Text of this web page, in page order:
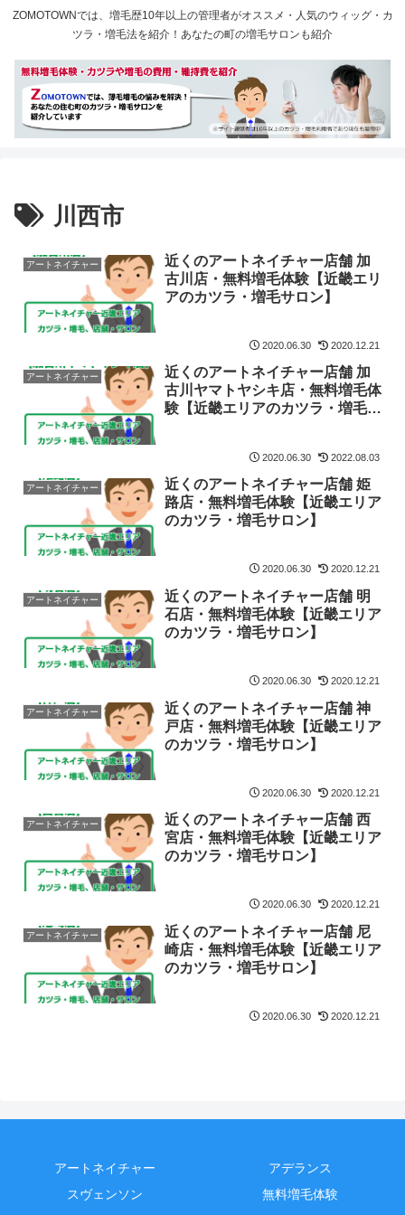
ZOMOTOWNでは、増毛歴10年以上の管理者がオススメ・人気のウィッグ・カ
ツラ・増毛法を紹介！あなたの町の増毛サロンも紹介
川西市
アートネイチャー
近くのアートネイチャー店舗 加
古川店・無料増毛体験【近畿エリ
アのカツラ・増毛サロン】
2020.06.30 2020.12.21
アートネイチャー
近くのアートネイチャー店舗 加
古川ヤマトヤシキ店・無料増毛体
験【近畿エリアのカツラ・増毛サ
2020.06.30 2022.08.03
アートネイチャー
近くのアートネイチャー店舗 姫
路店・無料増毛体験【近畿エリア
のカツラ・増毛サロン】
2020.06.30 2020.12.21
アートネイチャー
近くのアートネイチャー店舗 明
石店・無料増毛体験【近畿エリア
のカツラ・増毛サロン】
2020.06.30 2020.12.21
アートネイチャー
近くのアートネイチャー店舗 神
戸店・無料増毛体験【近畿エリア
のカツラ・増毛サロン】
2020.06.30 2020.12.21
アートネイチャー
近くのアートネイチャー店舗 西
宮店・無料増毛体験【近畿エリア
のカツラ・増毛サロン】
2020.06.30 2020.12.21
アートネイチャー
近くのアートネイチャー店舗 尼
崎店・無料増毛体験【近畿エリア
のカツラ・増毛サロン】
2020.06.30 2020.12.21
アートネイチャー
アデランス
スヴェンソン
無料増毛体験